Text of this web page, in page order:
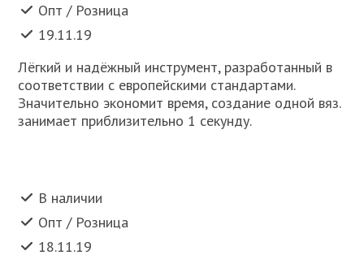
Опт / Розница
19.11.19
Лёгкий и надёжный инструмент, разработанный в
соответствии с европейскими стандартами.
Значительно экономит время, создание одной вяз.
занимает приблизительно 1 секунду.
В наличии
Опт / Розница
18.11.19